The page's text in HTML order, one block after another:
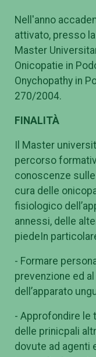
Nell'anno
attivato, presso
Master
Onicopatie in
Onychopathy in
270/2004.
FINALITÀ
Il Master
percorso
conoscenze
cura delle
fisiologico
annessi, delle
piedeIn
- Formare
prevenzione ed
dell’apparato
- Approfondire le
delle prinicpali
dovute ad agenti